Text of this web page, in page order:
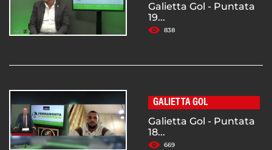
Galietta Gol - Puntata
19...
838
GALIETTA GOL
Galietta Gol - Puntata
18...
669